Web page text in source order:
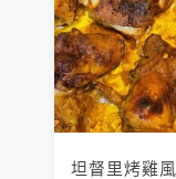
坦督里烤雞